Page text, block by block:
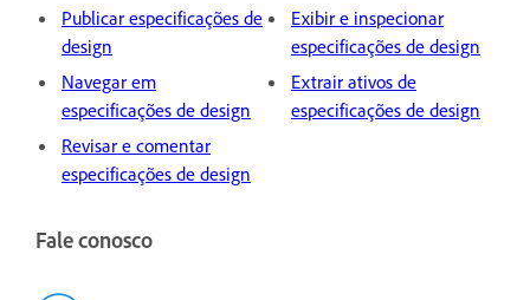
Publicar especificações de
design
Navegar em
especificações de design
Revisar e comentar
especificações de design
Exibir e inspecionar
especificações de design
Extrair ativos de
especificações de design
Fale conosco